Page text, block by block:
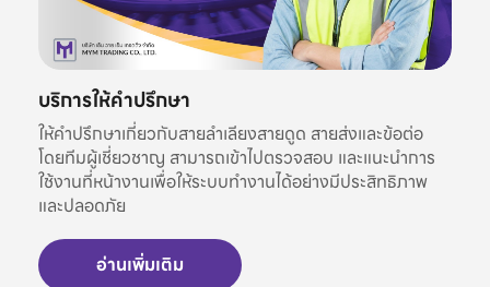
บริการให้คำปรึกษา
ให้คำปรึกษาเกี่ยวกับสายลำเลียงสายดูด สายส่งและข้อต่อ
โดยทีมผู้เชี่ยวชาญ สามารถเข้าไปตรวจสอบ และแนะนำการ
ใช้งานที่หน้างานเพื่อให้ระบบทำงานได้อย่างมีประสิทธิภาพ
และปลอดภัย
อ่านเพิ่มเติม